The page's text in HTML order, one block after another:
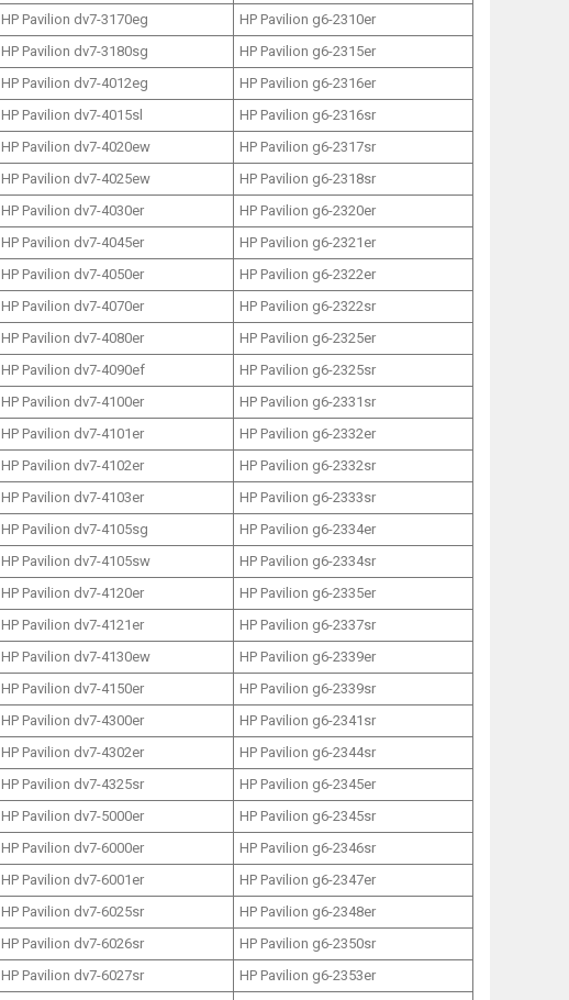
HP Pavilion dv7-3170eg
HP Pavilion g6-2310er
HP Pavilion dv7-3180sg
HP Pavilion g6-2315er
HP Pavilion dv7-4012eg
HP Pavilion g6-2316er
HP Pavilion dv7-4015sl
HP Pavilion g6-2316sr
HP Pavilion dv7-4020ew
HP Pavilion g6-2317sr
HP Pavilion dv7-4025ew
HP Pavilion g6-2318sr
HP Pavilion dv7-4030er
HP Pavilion g6-2320er
HP Pavilion dv7-4045er
HP Pavilion g6-2321er
HP Pavilion dv7-4050er
HP Pavilion g6-2322er
HP Pavilion dv7-4070er
HP Pavilion g6-2322sr
HP Pavilion dv7-4080er
HP Pavilion g6-2325er
HP Pavilion dv7-4090ef
HP Pavilion g6-2325sr
HP Pavilion dv7-4100er
HP Pavilion g6-2331sr
HP Pavilion dv7-4101er
HP Pavilion g6-2332er
HP Pavilion dv7-4102er
HP Pavilion g6-2332sr
HP Pavilion dv7-4103er
HP Pavilion g6-2333sr
HP Pavilion dv7-4105sg
HP Pavilion g6-2334er
HP Pavilion dv7-4105sw
HP Pavilion g6-2334sr
HP Pavilion dv7-4120er
HP Pavilion g6-2335er
HP Pavilion dv7-4121er
HP Pavilion g6-2337sr
HP Pavilion dv7-4130ew
HP Pavilion g6-2339er
HP Pavilion dv7-4150er
HP Pavilion g6-2339sr
HP Pavilion dv7-4300er
HP Pavilion g6-2341sr
HP Pavilion dv7-4302er
HP Pavilion g6-2344sr
HP Pavilion dv7-4325sr
HP Pavilion g6-2345er
HP Pavilion dv7-5000er
HP Pavilion g6-2345sr
HP Pavilion dv7-6000er
HP Pavilion g6-2346sr
HP Pavilion dv7-6001er
HP Pavilion g6-2347er
HP Pavilion dv7-6025sr
HP Pavilion g6-2348er
HP Pavilion dv7-6026sr
HP Pavilion g6-2350sr
HP Pavilion dv7-6027sr
HP Pavilion g6-2353er